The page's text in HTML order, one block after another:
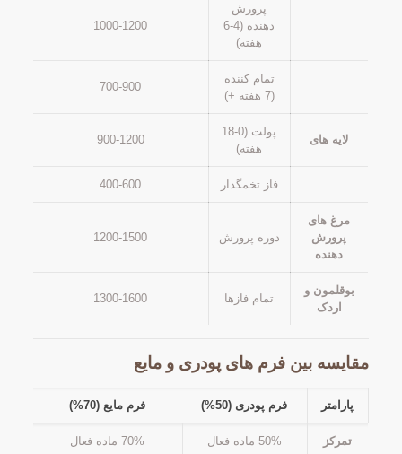
پرورش
دهنده (4-6
هفته)
1000-1200
تمام کننده
(7 هفته +)
700-900
لایه های
پولت (0-18
هفته)
900-1200
فاز تخمگذار 400-600
مرغ های
پرورش
دهنده
دوره پرورش 1200-1500
بوقلمون و
اردک
تمام فازها 1300-1600
مقایسه بین فرم های پودری و مایع
پارامتر فرم پودری (50%) فرم مایع (70%)
تمرکز 50% ماده فعال 70% ماده فعال